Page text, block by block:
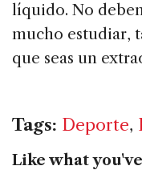
líquido. No
mucho estudiar,
que seas un
Tags: Deporte,
Like what